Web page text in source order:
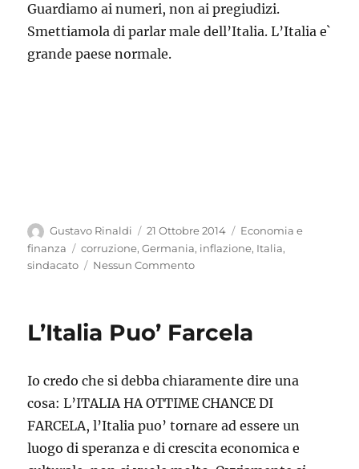
Guardiamo ai numeri, non ai pregiudizi.
Smettiamola di parlar male dell’Italia. L’Italia e`
grande paese normale.
Autore
Gustavo Rinaldi
Pubblicato
il
21 Ottobre 2014 Categorie
Economia e
finanza
Tag
corruzione,Germania, inflazione, Italia,
sindacato
Nessun Commento
L’Italia Puo’ Farcela
Io credo che si debba chiaramente dire una
cosa: L’ITALIA HA OTTIME CHANCE DI
FARCELA, l’Italia puo’ tornare ad essere un
luogo di speranza e di crescita economica e